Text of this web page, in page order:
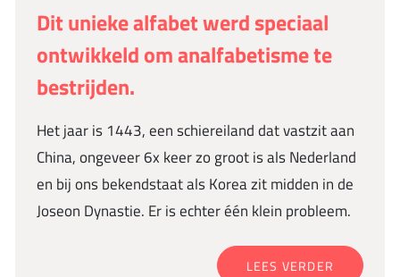
Dit unieke alfabet werd speciaal
ontwikkeld om analfabetisme te
bestrijden.
Het jaar is 1443, een schiereiland dat vastzit aan
China, ongeveer 6x keer zo groot is als Nederland
en bij ons bekendstaat als Korea zit midden in de
Joseon Dynastie. Er is echter één klein probleem.
LEES VERDER